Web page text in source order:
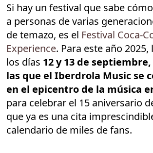
Si hay un festival que sabe
a personas de varias
de temazo, es el Festival Coca-
Experience. Para este año 2025,
los días 12 y 13 de
las que el Iberdrola Music se
en el epicentro de la música
para celebrar el 15 aniversario
que ya es una cita
calendario de miles de fans.